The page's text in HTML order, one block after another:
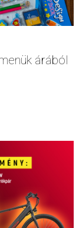
árából